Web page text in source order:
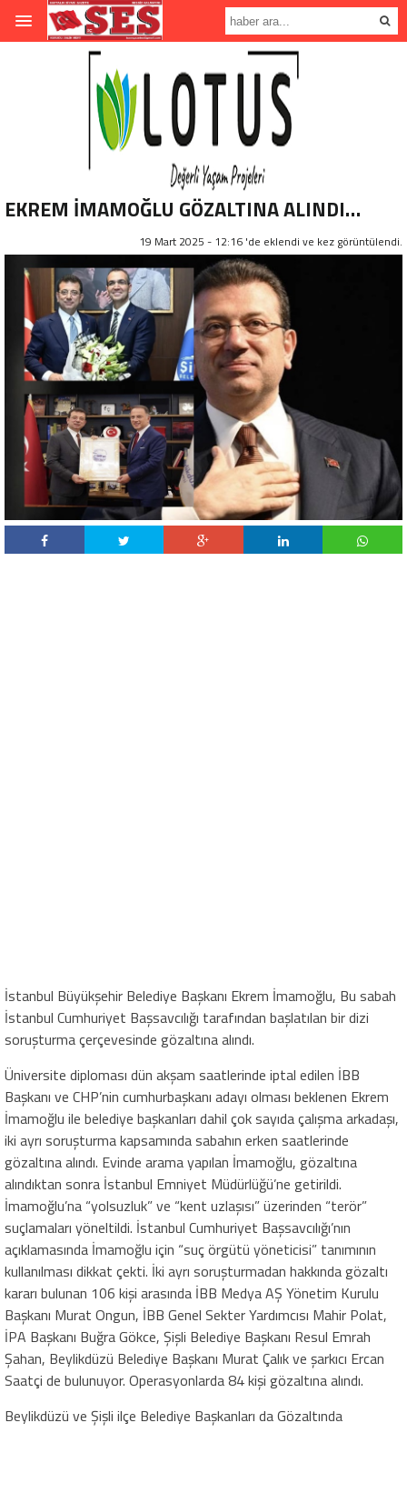
EKREM İMAMOĞLU GÖZALTINA ALINDI…
19 Mart 2025 - 12:16 'de eklendi ve kez görüntülendi.
İstanbul Büyükşehir Belediye Başkanı Ekrem İmamoğlu, Bu sabah
İstanbul Cumhuriyet Başsavcılığı tarafından başlatılan bir dizi
soruşturma çerçevesinde gözaltına alındı.
Üniversite diploması dün akşam saatlerinde iptal edilen İBB
Başkanı ve CHP’nin cumhurbaşkanı adayı olması beklenen Ekrem
İmamoğlu ile belediye başkanları dahil çok sayıda çalışma arkadaşı,
iki ayrı soruşturma kapsamında sabahın erken saatlerinde
gözaltına alındı. Evinde arama yapılan İmamoğlu, gözaltına
alındıktan sonra İstanbul Emniyet Müdürlüğü’ne getirildi.
İmamoğlu’na “yolsuzluk” ve “kent uzlaşısı” üzerinden “terör”
suçlamaları yöneltildi. İstanbul Cumhuriyet Başsavcılığı’nın
açıklamasında İmamoğlu için “suç örgütü yöneticisi” tanımının
kullanılması dikkat çekti. İki ayrı soruşturmadan hakkında gözaltı
kararı bulunan 106 kişi arasında İBB Medya AŞ Yönetim Kurulu
Başkanı Murat Ongun, İBB Genel Sekter Yardımcısı Mahir Polat,
İPA Başkanı Buğra Gökce, Şişli Belediye Başkanı Resul Emrah
Şahan, Beylikdüzü Belediye Başkanı Murat Çalık ve şarkıcı Ercan
Saatçi de bulunuyor. Operasyonlarda 84 kişi gözaltına alındı.
Beylikdüzü ve Şişli ilçe Belediye Başkanları da Gözaltında